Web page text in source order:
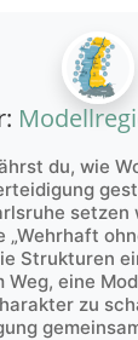
du, wie
setzen
„Wehrhaft
Strukturen
Weg, eine
zu